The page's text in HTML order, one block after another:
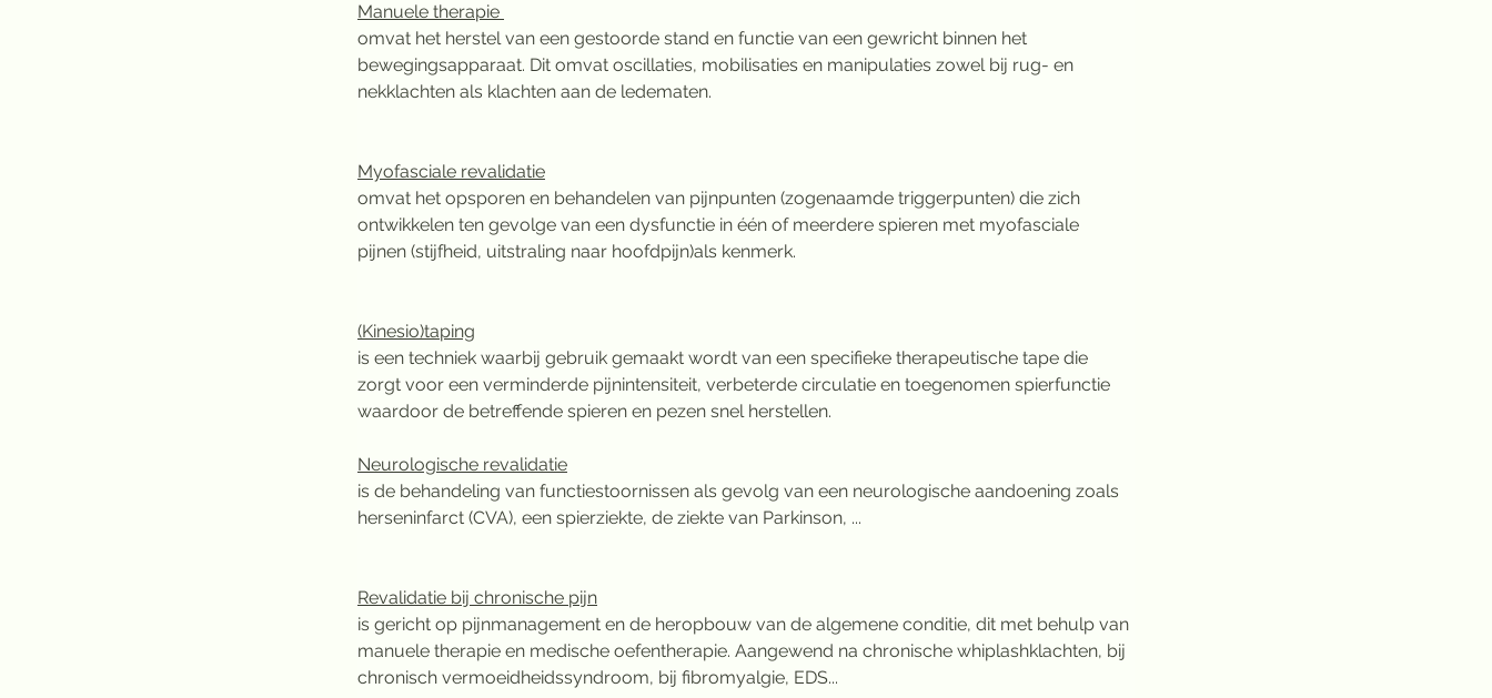
Manuele therapie
omvat het herstel van een gestoorde stand en functie van een gewricht binnen het
bewegingsapparaat. Dit omvat oscillaties, mobilisaties en manipulaties zowel bij rug- en
nekklachten als klachten aan de ledematen.
Myofasciale revalidatie
omvat het opsporen en behandelen van pijnpunten (zogenaamde triggerpunten) die zich
ontwikkelen ten gevolge van een dysfunctie in één of meerdere spieren met myofasciale
pijnen (stijfheid, uitstraling naar hoofdpijn)als kenmerk.
(Kinesio)taping
is een techniek waarbij gebruik gemaakt wordt van een specifieke therapeutische tape die
zorgt voor een verminderde pijnintensiteit, verbeterde circulatie en toegenomen spierfunctie
waardoor de betreffende spieren en pezen snel herstellen.
Neurologische revalidatie
is de behandeling van functiestoornissen als gevolg van een neurologische aandoening zoals
herseninfarct (CVA), een spierziekte, de ziekte van Parkinson, ...
Revalidatie bij chronische pijn
is gericht op pijnmanagement en de heropbouw van de algemene conditie, dit met behulp van
manuele therapie en medische oefentherapie. Aangewend na chronische whiplashklachten, bij
chronisch vermoeidheidssyndroom, bij fibromyalgie, EDS...